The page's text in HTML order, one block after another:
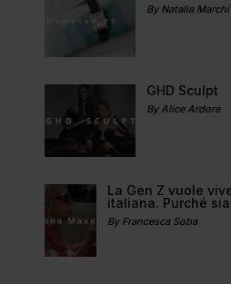
By Natalia Marchi
GHD Sculpt
By Alice Ardore
La Gen Z vuole
italiana. Purché
By Francesca Soba